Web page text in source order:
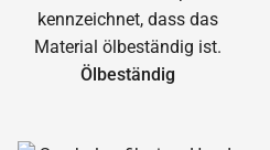
Ölbeständig